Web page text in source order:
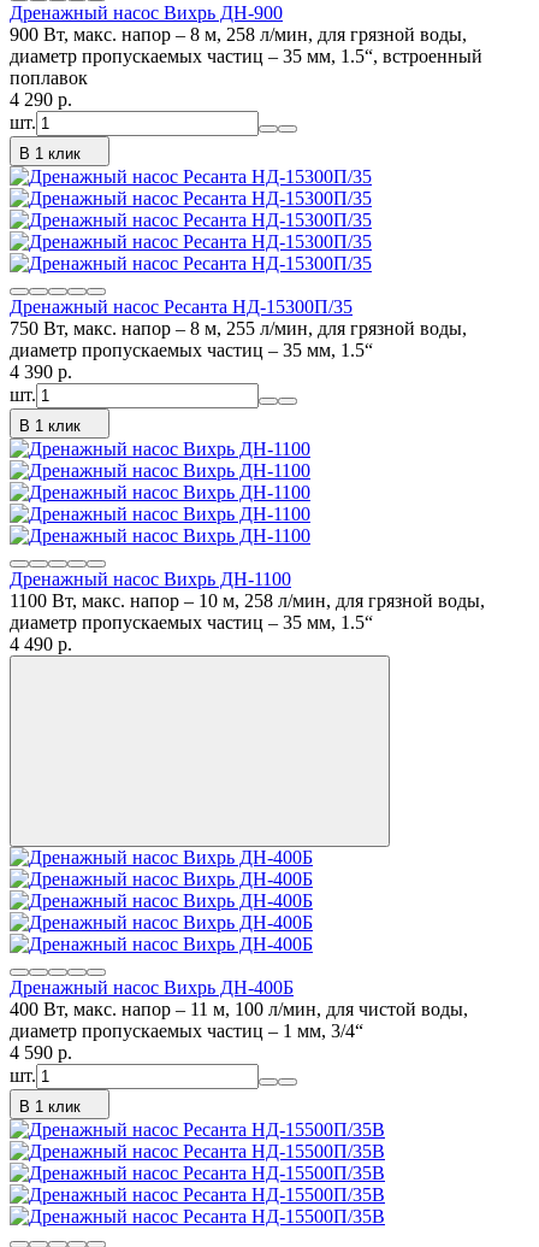
Дренажный насос Вихрь ДН-900
900 Вт, макс. напор – 8 м, 258 л/мин, для грязной воды,
диаметр пропускаемых частиц – 35 мм, 1.5“, встроенный
поплавок
4 290 p.
шт.
В 1 клик
Дренажный насос Ресанта НД-15300П/35
750 Вт, макс. напор – 8 м, 255 л/мин, для грязной воды,
диаметр пропускаемых частиц – 35 мм, 1.5“
4 390 p.
шт.
В 1 клик
Дренажный насос Вихрь ДН-1100
1100 Вт, макс. напор – 10 м, 258 л/мин, для грязной воды,
диаметр пропускаемых частиц – 35 мм, 1.5“
4 490 p.
Дренажный насос Вихрь ДН-400Б
400 Вт, макс. напор – 11 м, 100 л/мин, для чистой воды,
диаметр пропускаемых частиц – 1 мм, 3/4“
4 590 p.
шт.
В 1 клик